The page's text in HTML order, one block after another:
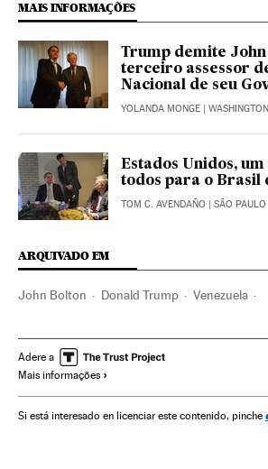
MAIS INFORMAÇÕES
Trump demite John
terceiro assessor
Nacional de seu
YOLANDA MONGE | WASHINGTON
Estados Unidos,
todos para o Brasil
TOM C. AVENDAÑO | SÃO PAULO
ARQUIVADO EM
John Bolton Donald Trump Venezuela
Ásia oriental América do Sul
Adere a
Mais informações
Si está interesado en licenciar este contenido, pinche